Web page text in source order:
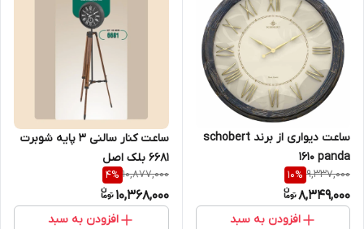
ساعت دیواری از برند schobert
1610 panda
9,337,000
10%
8,349,000
افزودن به سبد
ساعت کنار سالنی ۳ پایه شوبرت
6681 بلک اصل
10,877,000
4%
10,368,000
افزودن به سبد